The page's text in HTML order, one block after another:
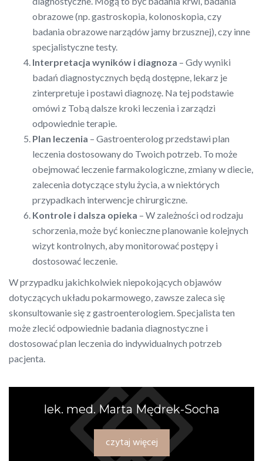
obrazowe (np. gastroskopia, kolonoskopia, czy
badania obrazowe narządów jamy brzusznej), czy inne
specjalistyczne testy.
Interpretacja wyników i diagnoza – Gdy wyniki
badań diagnostycznych będą dostępne, lekarz je
zinterpretuje i postawi diagnozę. Na tej podstawie
omówi z Tobą dalsze kroki leczenia i zarządzi
odpowiednie terapie.
Plan leczenia – Gastroenterolog przedstawi plan
leczenia dostosowany do Twoich potrzeb. To może
obejmować leczenie farmakologiczne, zmiany w diecie,
zalecenia dotyczące stylu życia, a w niektórych
przypadkach interwencje chirurgiczne.
Kontrole i dalsza opieka – W zależności od rodzaju
schorzenia, może być konieczne planowanie kolejnych
wizyt kontrolnych, aby monitorować postępy i
dostosować leczenie.
W przypadku jakichkolwiek niepokojących objawów
dotyczących układu pokarmowego, zawsze zaleca się
skonsultowanie się z gastroenterologiem. Specjalista ten
może zlecić odpowiednie badania diagnostyczne i
dostosować plan leczenia do indywidualnych potrzeb
pacjenta.
lek. med. Marta Mędrek-Socha
czytaj więcej